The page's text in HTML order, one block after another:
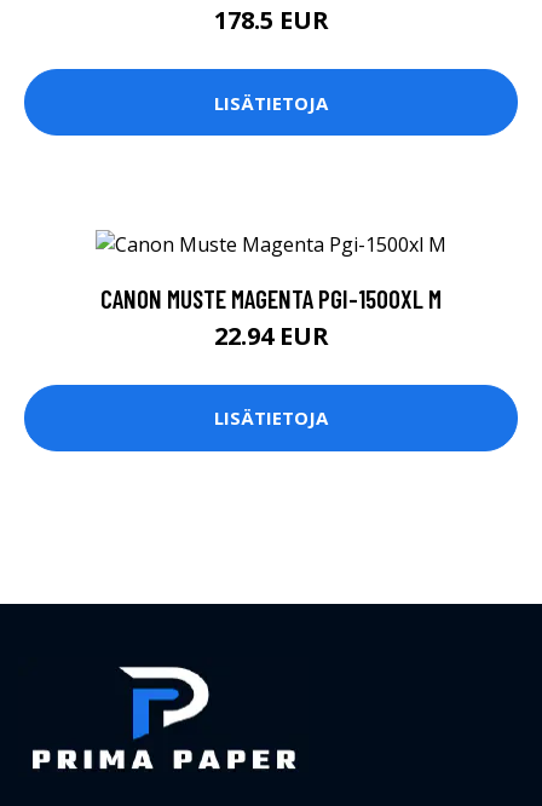
178.5 EUR
LISÄTIETOJA
CANON MUSTE MAGENTA PGI-1500XL M
22.94 EUR
LISÄTIETOJA